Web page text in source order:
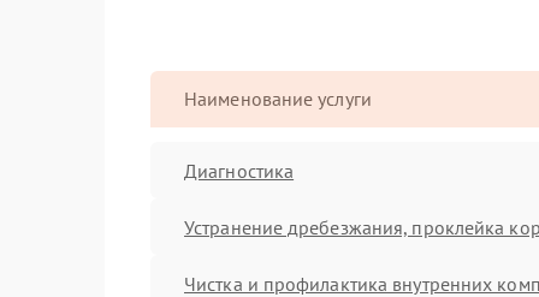
Наименование услуги
Диагностика
Устранение дребезжания, проклейка
Чистка и профилактика внутренних